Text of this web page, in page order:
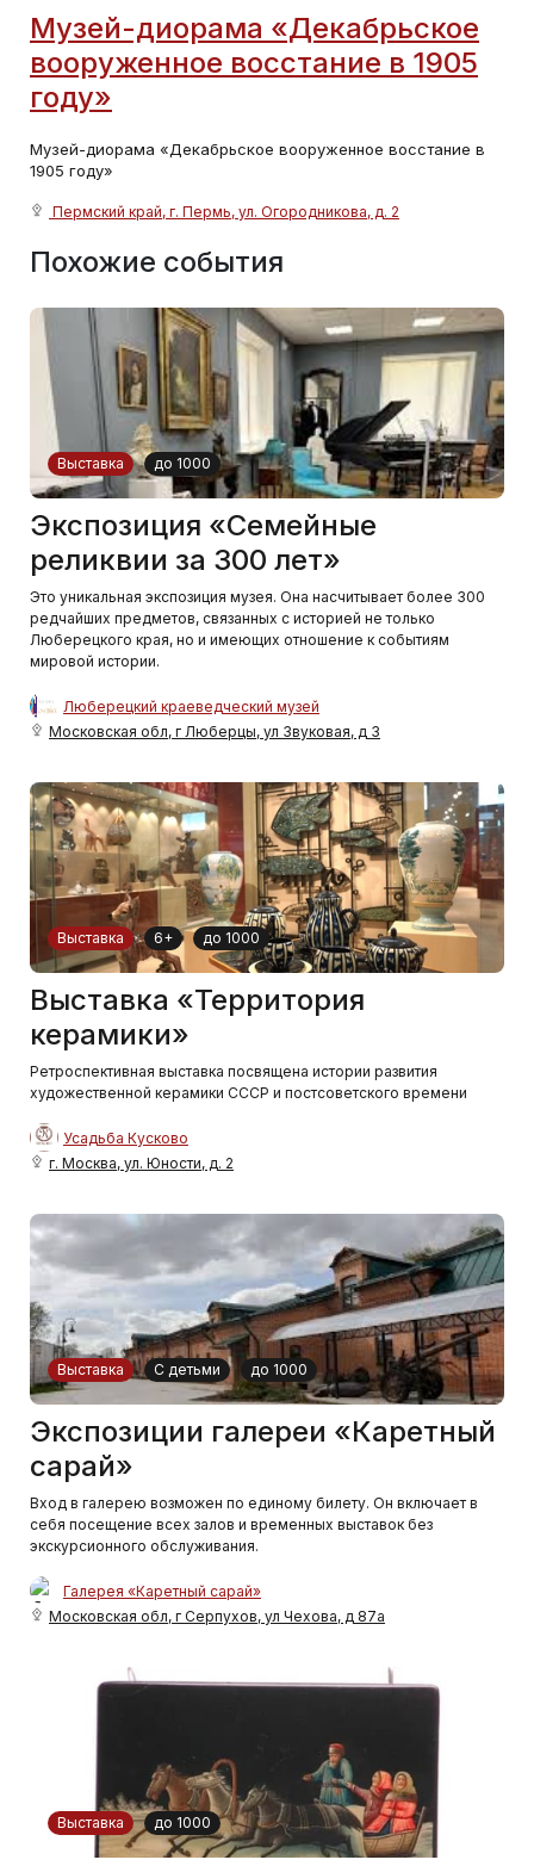
Музей-диорама «Декабрьское
вооруженное восстание в 1905
году»
Музей-диорама «Декабрьское вооруженное восстание в
1905 году»
Пермский край, г. Пермь, ул. Огородникова, д. 2
Похожие события
Выставка до 1000
Экспозиция «Семейные
реликвии за 300 лет»
Это уникальная экспозиция музея. Она насчитывает более 300
редчайших предметов, связанных с историей не только
Люберецкого края, но и имеющих отношение к событиям
мировой истории.
Люберецкий краеведческий музей
Московская обл, г Люберцы, ул Звуковая, д 3
Выставка 6+ до 1000
Выставка «Территория
керамики»
Ретроспективная выставка посвящена истории развития
художественной керамики СССР и постсоветского времени
Усадьба Кусково
г. Москва, ул. Юности, д. 2
Выставка С детьми до 1000
Экспозиции галереи «Каретный
сарай»
Вход в галерею возможен по единому билету. Он включает в
себя посещение всех залов и временных выставок без
экскурсионного обслуживания.
Галерея «Каретный сарай»
Московская обл, г Серпухов, ул Чехова, д 87а
Выставка до 1000